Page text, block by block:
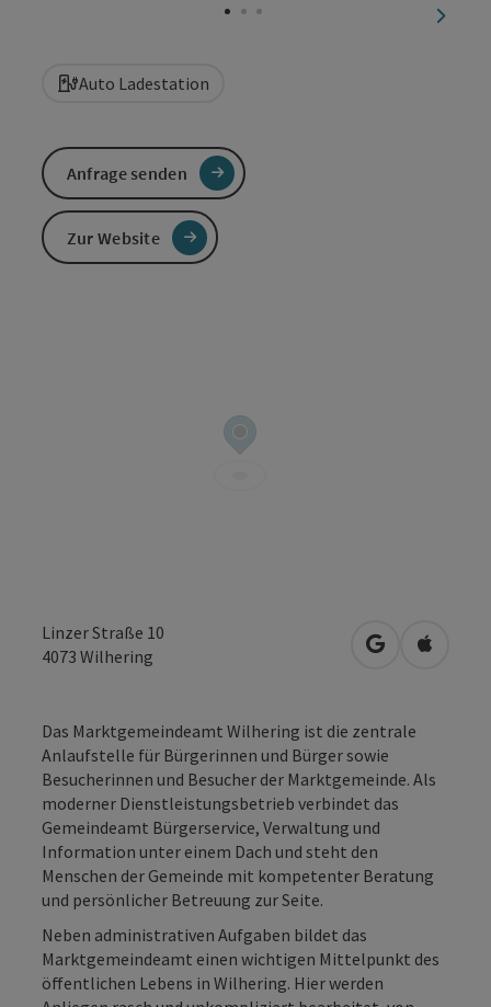
Auto Ladestation
Linzer Straße 10
4073 Wilhering in Google
in
Das Marktgemeindeamt Wilhering ist die zentrale
Anlaufstelle für Bürgerinnen und Bürger sowie
Besucherinnen und Besucher der Marktgemeinde. Als
moderner Dienstleistungsbetrieb verbindet das
Gemeindeamt Bürgerservice, Verwaltung und
Information unter einem Dach und steht den
Menschen der Gemeinde mit kompetenter Beratung
und persönlicher Betreuung zur Seite.
Neben administrativen Aufgaben bildet das
Marktgemeindeamt einen wichtigen Mittelpunkt des
öffentlichen Lebens in Wilhering. Hier werden
Anfrage senden
Zur Website